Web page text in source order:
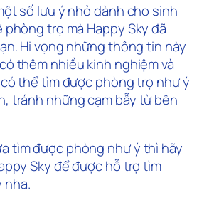
số lưu ý nhỏ dành cho sinh
trọ mà Happy Sky đã
Hi vọng những thông tin này
thêm nhiều kinh nghiệm và
thể tìm được phòng trọ như ý
tránh những cạm bẫy từ bên
tìm được phòng như ý thì hãy
Sky để được hỗ trợ tìm
nha.